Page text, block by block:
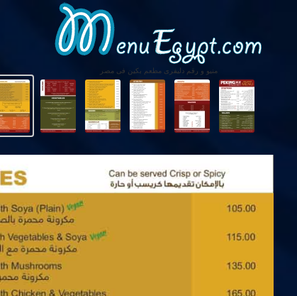
منيو و رقم دليفرى مطعم بكين فى مصر